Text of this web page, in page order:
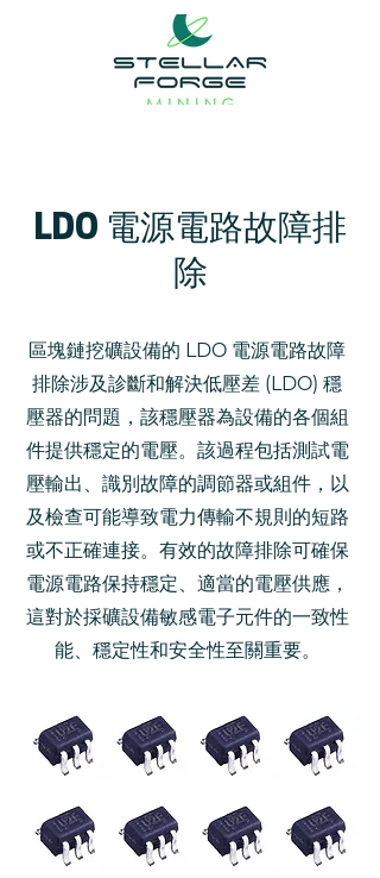
LDO 電源電路故障排
除
區塊鏈挖礦設備的 LDO 電源電路故障
排除涉及診斷和解決低壓差 (LDO) 穩
壓器的問題，該穩壓器為設備的各個組
件提供穩定的電壓。該過程包括測試電
壓輸出、識別故障的調節器或組件，以
及檢查可能導致電力傳輸不規則的短路
或不正確連接。有效的故障排除可確保
電源電路保持穩定、適當的電壓供應，
這對於採礦設備敏感電子元件的一致性
能、穩定性和安全性至關重要。